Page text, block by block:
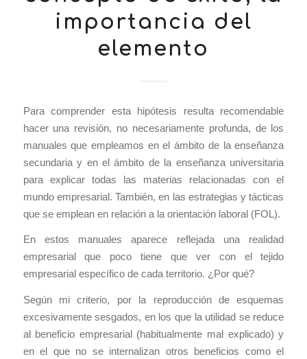
importancia del
elemento
Para comprender esta hipótesis resulta recomendable
hacer una revisión, no necesariamente profunda, de los
manuales que empleamos en el ámbito de la enseñanza
secundaria y en el ámbito de la enseñanza universitaria
para explicar todas las materias relacionadas con el
mundo empresarial. También, en las estrategias y tácticas
que se emplean en relación a la orientación laboral (FOL).
En estos manuales aparece reflejada una realidad
empresarial que poco tiene que ver con el tejido
empresarial específico de cada territorio. ¿Por qué?
Según mi criterio, por la reproducción de esquemas
excesivamente sesgados, en los que la utilidad se reduce
al beneficio empresarial (habitualmente mal explicado) y
en el que no se internalizan otros beneficios como el